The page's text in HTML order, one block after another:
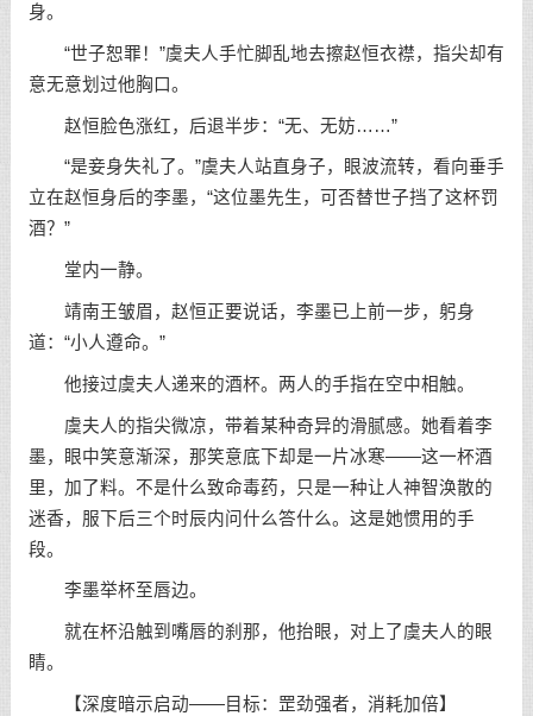
身。
“世子恕罪！”虞夫人手忙脚乱地去擦赵恒衣襟，指尖却有
意无意划过他胸口。
赵恒脸色涨红，后退半步：“无、无妨……”
“是妾身失礼了。”虞夫人站直身子，眼波流转，看向垂手
立在赵恒身后的李墨，“这位墨先生，可否替世子挡了这杯罚
酒？”
堂内一静。
靖南王皱眉，赵恒正要说话，李墨已上前一步，躬身
道：“小人遵命。”
他接过虞夫人递来的酒杯。两人的手指在空中相触。
虞夫人的指尖微凉，带着某种奇异的滑腻感。她看着李
墨，眼中笑意渐深，那笑意底下却是一片冰寒——这一杯酒
里，加了料。不是什么致命毒药，只是一种让人神智涣散的
迷香，服下后三个时辰内问什么答什么。这是她惯用的手
段。
李墨举杯至唇边。
就在杯沿触到嘴唇的刹那，他抬眼，对上了虞夫人的眼
睛。
【深度暗示启动——目标：罡劲强者，消耗加倍】